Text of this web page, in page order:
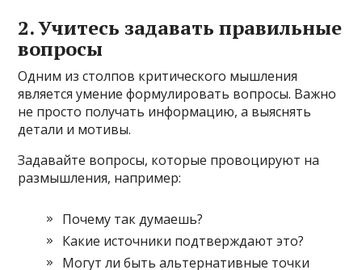
2. Учитесь задавать правильные
вопросы
Одним из столпов критического мышления
является умение формулировать вопросы. Важно
не просто получать информацию, а выяснять
детали и мотивы.
Задавайте вопросы, которые провоцируют на
размышления, например:
Почему так думаешь?
Какие источники подтверждают это?
Могут ли быть альтернативные точки